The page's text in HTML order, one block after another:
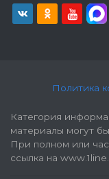
Политика
Категория
материалы могут
При полном или
ссылка на